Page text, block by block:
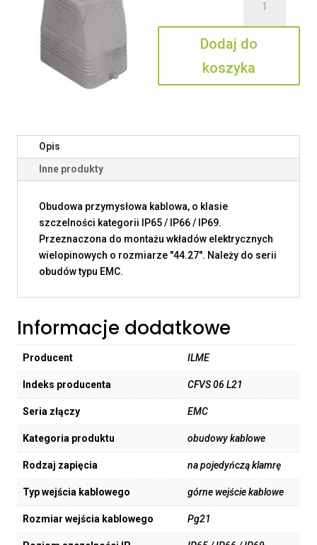
CFVS
06
L21
Dodaj do
koszyka
Opis
Inne produkty
Obudowa przymysłowa kablowa, o klasie
szczelności kategorii IP65 / IP66 / IP69.
Przeznaczona do montażu wkładów elektrycznych
wielopinowych o rozmiarze "44.27". Należy do serii
obudów typu EMC.
Informacje dodatkowe
Producent ILME
Indeks producenta CFVS 06 L21
Seria złączy EMC
Kategoria produktu obudowy kablowe
Rodzaj zapięcia na pojedyńczą klamrę
Typ wejścia kablowego górne wejście kablowe
Rozmiar wejścia kablowego Pg21